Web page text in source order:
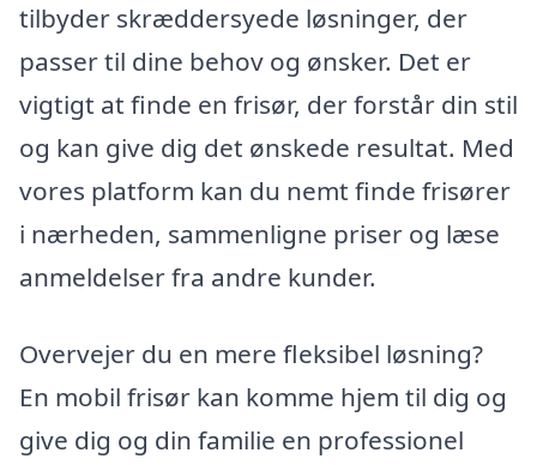
tilbyder skræddersyede løsninger, der
passer til dine behov og ønsker. Det er
vigtigt at finde en frisør, der forstår din stil
og kan give dig det ønskede resultat. Med
vores platform kan du nemt finde frisører
i nærheden, sammenligne priser og læse
anmeldelser fra andre kunder.
Overvejer du en mere fleksibel løsning?
En mobil frisør kan komme hjem til dig og
give dig og din familie en professionel